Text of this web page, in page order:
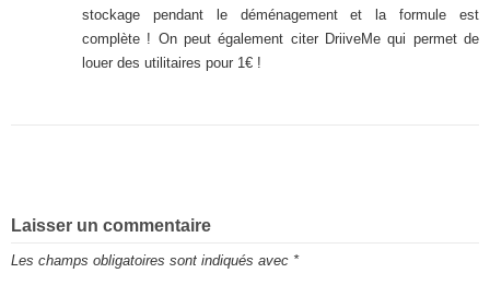
stockage pendant le déménagement et la formule est
complète ! On peut également citer DriiveMe qui permet de
louer des utilitaires pour 1€ !
Laisser un commentaire
Les champs obligatoires sont indiqués avec *